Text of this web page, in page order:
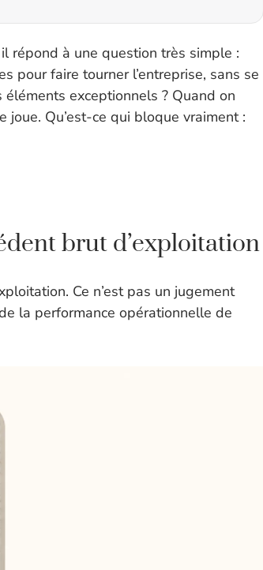
répond à une question très simple :
pour faire tourner l’entreprise, sans se
exceptionnels ? Quand on
joue. Qu’est-ce qui bloque vraiment :
brut d’exploitation
Ce n’est pas un jugement
la performance opérationnelle de